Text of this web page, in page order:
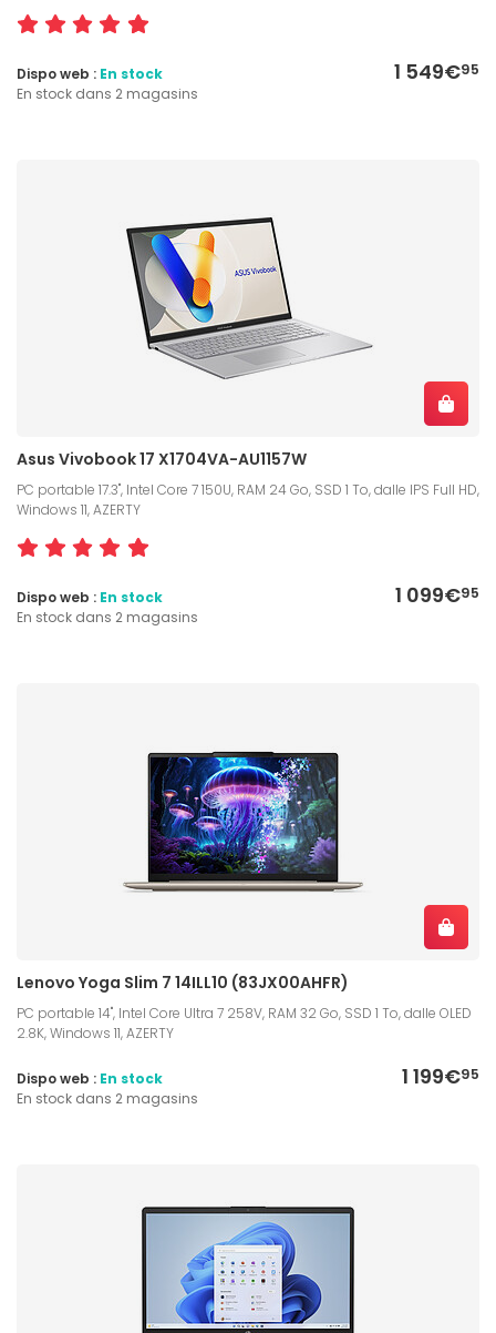
1 549€95
Dispo web : En stock
En stock dans 2 magasins
Asus Vivobook 17 X1704VA-AU1157W
PC portable 17.3", Intel Core 7 150U, RAM 24 Go, SSD 1 To, dalle IPS Full HD,
Windows 11, AZERTY
1 099€95
Dispo web : En stock
En stock dans 2 magasins
Lenovo Yoga Slim 7 14ILL10 (83JX00AHFR)
PC portable 14", Intel Core Ultra 7 258V, RAM 32 Go, SSD 1 To, dalle OLED
2.8K, Windows 11, AZERTY
1 199€95
Dispo web : En stock
En stock dans 2 magasins